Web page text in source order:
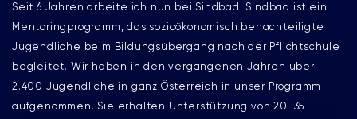
Seit 6 Jahren arbeite ich nun bei Sindbad. Sindbad ist ein
Mentoringprogramm, das sozioökonomisch benachteiligte
Jugendliche beim Bildungsübergang nach der Pflichtschule
begleitet. Wir haben in den vergangenen Jahren über
2.400 Jugendliche in ganz Österreich in unser Programm
aufgenommen. Sie erhalten Unterstützung von 20-35-